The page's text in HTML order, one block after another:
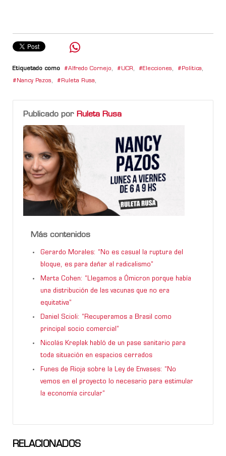
Etiquetado como Alfredo Cornejo, UCR, Elecciones, Política,
Nancy Pazos, Ruleta Rusa,
Publicado por Ruleta Rusa
Más contenidos
Gerardo Morales: “No es casual la ruptura del
bloque, es para dañar al radicalismo”
Marta Cohen: “Llegamos a Ómicron porque había
una distribución de las vacunas que no era
equitativa”
Daniel Scioli: “Recuperamos a Brasil como
principal socio comercial”
Nicolás Kreplak habló de un pase sanitario para
toda situación en espacios cerrados
Funes de Rioja sobre la Ley de Envases: “No
vemos en el proyecto lo necesario para estimular
la economía circular”
RELACIONADOS